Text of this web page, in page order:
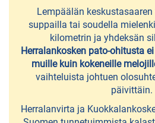
Asuntomessut
Lempäälän
suppailla tai soudella
kilometrin ja yhdeksän
Herralankosken pato-ohitusta
muille kuin kokeneille
vaihteluista johtuen
päivittäin.
Herralanvirta ja